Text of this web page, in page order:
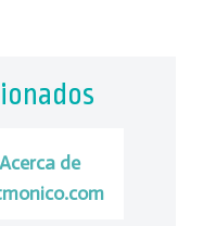
Acerca de